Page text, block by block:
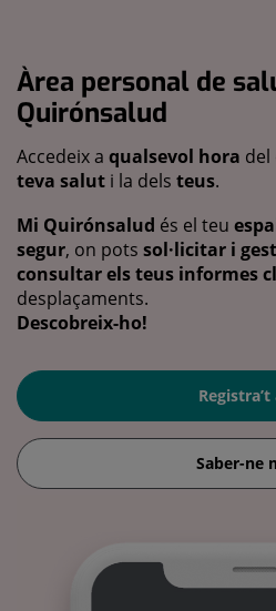
Àrea personal de
Quirónsalud
Accedeix a qualsevol hora del
teva salut i la dels teus.
Mi Quirónsalud és el teu
segur, on pots sol·licitar i
consultar els teus informes
desplaçaments.
Descobreix-ho!
Registra’t
Saber-ne